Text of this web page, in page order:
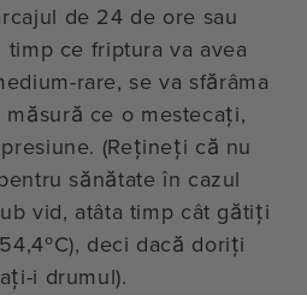
de 24 de ore sau
ce friptura va avea
rare, se va sfărâma
ce o mestecați,
(Rețineți că nu
sănătate în cazul
vid, atâta timp cât gătiți
deci dacă doriți
i drumul).